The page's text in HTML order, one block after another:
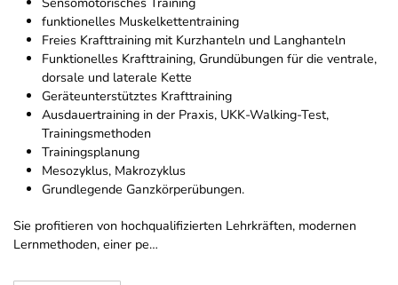
funktionelles Muskelkettentraining
Freies Krafttraining mit Kurzhanteln und Langhanteln
Funktionelles Krafttraining, Grundübungen für die ventrale,
dorsale und laterale Kette
Geräteunterstütztes Krafttraining
Ausdauertraining in der Praxis, UKK-Walking-Test,
Trainingsmethoden
Trainingsplanung
Mesozyklus, Makrozyklus
Grundlegende Ganzkörperübungen.
Sie profitieren von hochqualifizierten Lehrkräften, modernen
Lernmethoden, einer pe…